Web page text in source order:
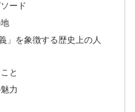
ード
」を象徴する歴史上の人
と
力